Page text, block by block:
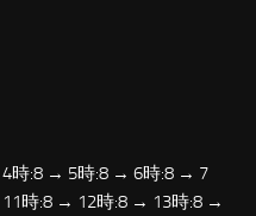
時:8 → 5時:8 → 6時:8 → 7
時:8 → 12時:8 → 13時:8 →